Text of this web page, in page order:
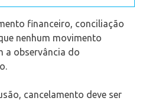
financeiro, conciliação
nenhum movimento
a observância do
cancelamento deve ser